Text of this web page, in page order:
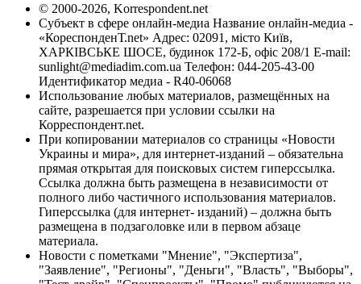
© 2000-2026, Korrespondent.net
Субъект в сфере онлайн-медиа Название онлайн-медиа -
«КореспонденТ.net» Адрес: 02091, місто Київ,
ХАРКІВСЬКЕ ШОСЕ, будинок 172-Б, офіс 208/1 E-mail:
sunlight@mediadim.com.ua Телефон: 044-205-43-00
Идентификатор медиа - R40-06068
Использование любых материалов, размещённых на
сайте, разрешается при условии ссылки на
Корреспондент.net.
При копировании материалов со страницы «Новости
Украины и мира», для интернет-изданий – обязательна
прямая открытая для поисковых систем гиперссылка.
Ссылка должна быть размещена в независимости от
полного либо частичного использования материалов.
Гиперссылка (для интернет- изданий) – должна быть
размещена в подзаголовке или в первом абзаце
материала.
Новости с пометками "Мнение", "Экспертиза",
"Заявление", "Регионы", "Деньги", "Власть", "Выборы",